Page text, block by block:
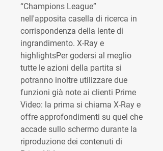
“Champions League”
nell'apposita casella di ricerca in
corrispondenza della lente di
ingrandimento. X-Ray e
highlightsPer godersi al meglio
tutte le azioni della partita si
potranno inoltre utilizzare due
funzioni già note ai clienti Prime
Video: la prima si chiama X-Ray e
offre approfondimenti su quel che
accade sullo schermo durante la
riproduzione dei contenuti di